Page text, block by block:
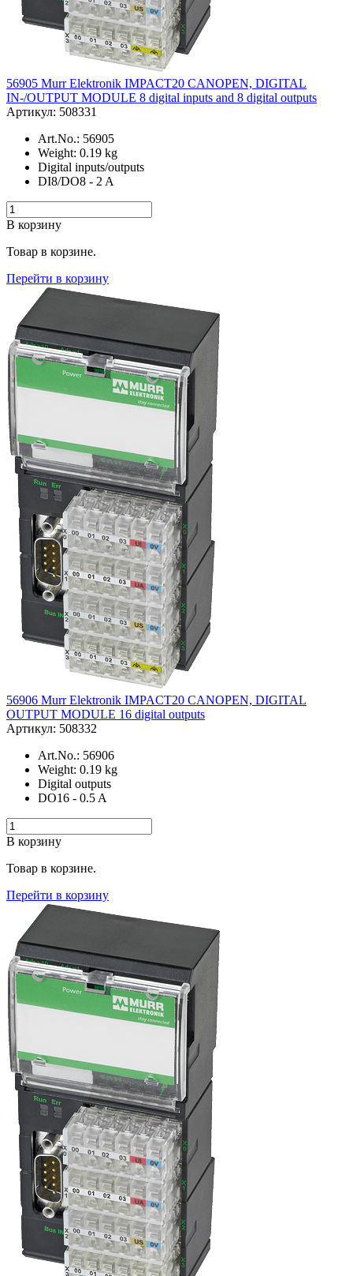
56905 Murr Elektronik IMPACT20 CANOPEN, DIGITAL
IN-/OUTPUT MODULE 8 digital inputs and 8 digital outputs
Артикул: 508331
Art.No.: 56905
Weight: 0.19 kg
Digital inputs/outputs
DI8/DO8 - 2 A
В корзину
Товар в корзине.
Перейти в корзину
56906 Murr Elektronik IMPACT20 CANOPEN, DIGITAL
OUTPUT MODULE 16 digital outputs
Артикул: 508332
Art.No.: 56906
Weight: 0.19 kg
Digital outputs
DO16 - 0.5 A
В корзину
Товар в корзине.
Перейти в корзину